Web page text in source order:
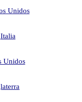
Unidos
Italia
Unidos